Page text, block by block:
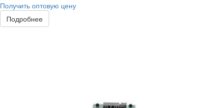
Получить оптовую цену
Подробнее